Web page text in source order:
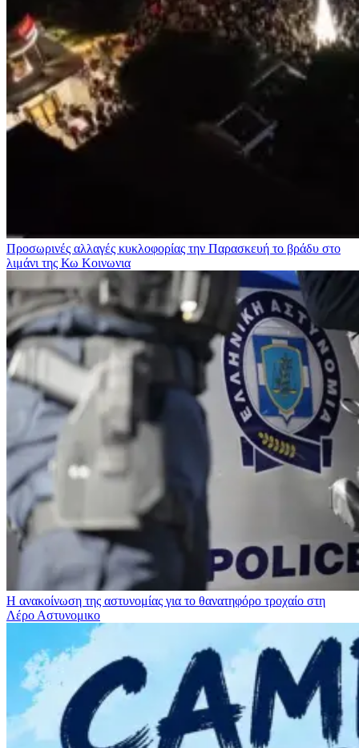
Προσωρινές αλλαγές κυκλοφορίας την Παρασκευή το βράδυ στο
λιμάνι της Κω Κοινωνια
Η ανακοίνωση της αστυνομίας για το θανατηφόρο τροχαίο στη
Λέρο Αστυνομικο